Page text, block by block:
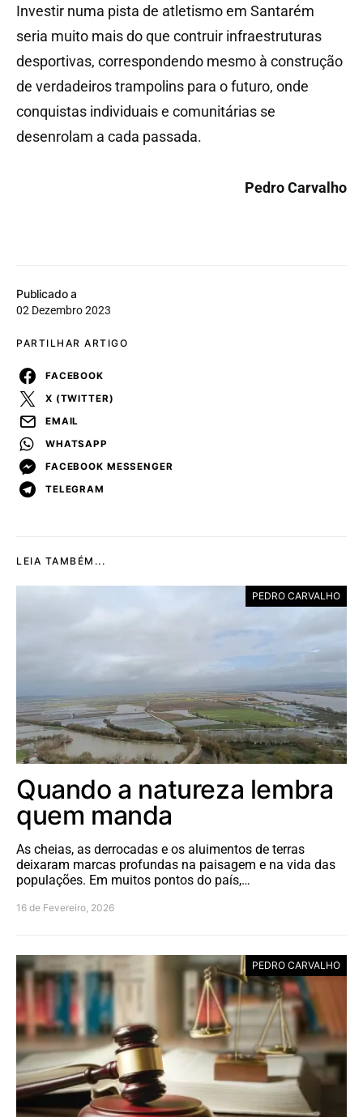
Publicado a
02 Dezembro 2023
PARTILHAR ARTIGO
FACEBOOK
X (TWITTER)
EMAIL
WHATSAPP
FACEBOOK MESSENGER
TELEGRAM
Investir numa pista de atletismo em Santarém
seria muito mais do que contruir infraestruturas
desportivas, correspondendo mesmo à construção
de verdadeiros trampolins para o futuro, onde
conquistas individuais e comunitárias se
desenrolam a cada passada.
Pedro Carvalho
LEIA TAMBÉM...
PEDRO CARVALHO
Quando a natureza lembra
quem manda
As cheias, as derrocadas e os aluimentos de terras
deixaram marcas profundas na paisagem e na vida das
populações. Em muitos pontos do país,…
16 de Fevereiro, 2026
PEDRO CARVALHO